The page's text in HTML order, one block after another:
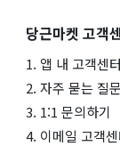
당근마켓 고객
1. 앱 내 고객센
2. 자주 묻는 질
3. 1:1 문의하기
4. 이메일 고객센